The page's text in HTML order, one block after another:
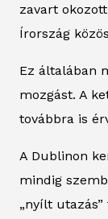
zavart
Írország
Ez általában
mozgást. A
továbbra is
A Dublinon
mindig
„nyílt